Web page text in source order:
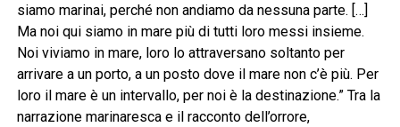
siamo marinai, perché non andiamo da nessuna parte. […]
Ma noi qui siamo in mare più di tutti loro messi insieme.
Noi viviamo in mare, loro lo attraversano soltanto per
arrivare a un porto, a un posto dove il mare non c’è più. Per
loro il mare è un intervallo, per noi è la destinazione.” Tra la
narrazione marinaresca e il racconto dell’orrore,